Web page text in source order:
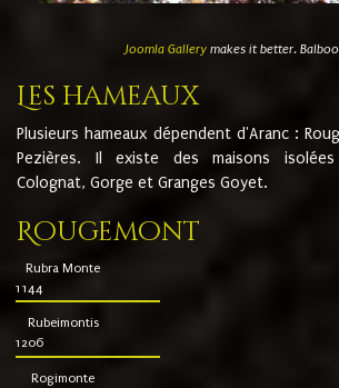
Joomla Gallerymakes it better.
Les hameaux
Plusieurs hameaux dépendent d'Aranc :
Pezières. Il existe des maisons isolées
Colognat, Gorge et Granges Goyet.
Rougemont
Rubra Monte
1144
Rubeimontis
1206
Rogimonte